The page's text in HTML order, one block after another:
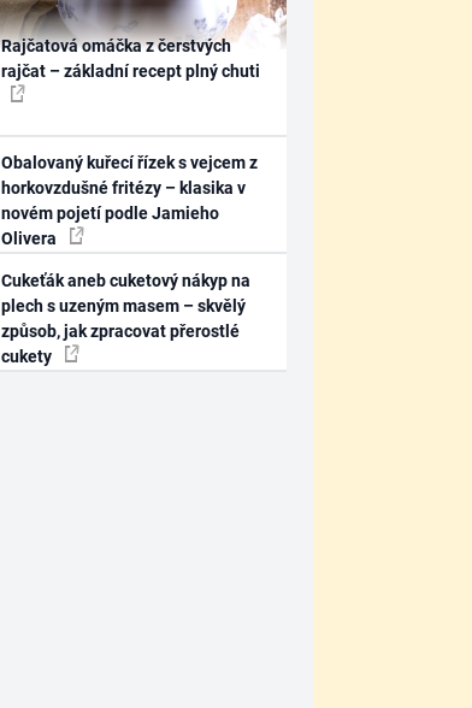
Rajčatová omáčka z čerstvých
rajčat – základní recept plný chuti
Obalovaný kuřecí řízek s vejcem z
horkovzdušné fritézy – klasika v
novém pojetí podle Jamieho
Olivera
Cukeťák aneb cuketový nákyp na
plech s uzeným masem – skvělý
způsob, jak zpracovat přerostlé
cukety